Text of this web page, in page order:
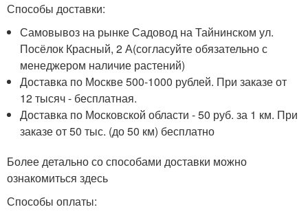
Способы доставки:
Самовывоз на рынке Садовод на Тайнинском ул.
Посёлок Красный, 2 А(согласуйте обязательно с
менеджером наличие растений)
Доставка по Москве 500-1000 рублей. При заказе от
12 тысяч - бесплатная.
Доставка по Московской области - 50 руб. за 1 км. При
заказе от 50 тыс. (до 50 км) бесплатно
Более детально со способами доставки можно
ознакомиться здесь
Способы оплаты: